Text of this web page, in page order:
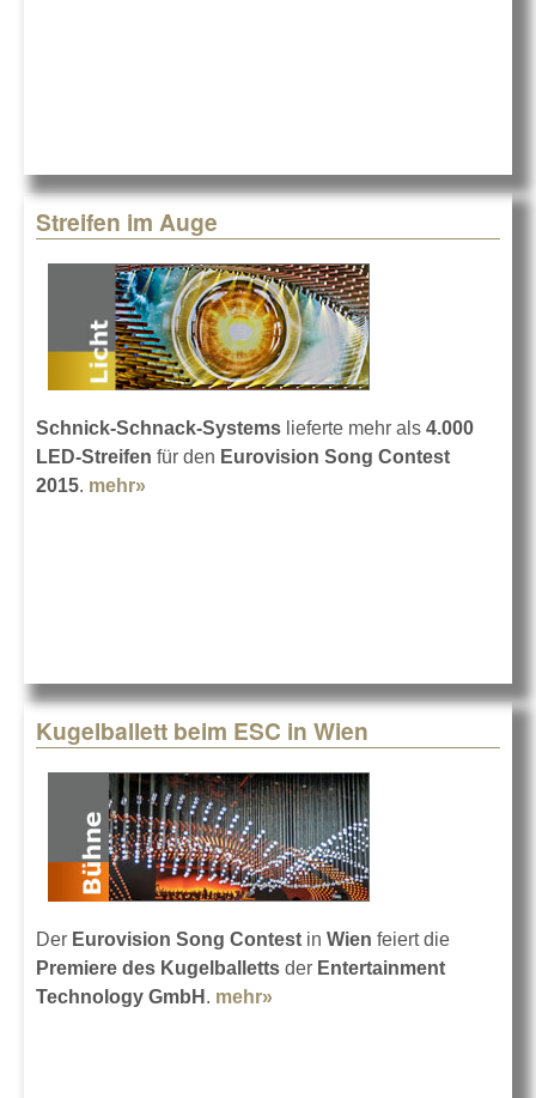
Streifen im Auge
Schnick-Schnack-Systems lieferte mehr als 4.000
LED-Streifen für den Eurovision Song Contest
2015. mehr»
Kugelballett beim ESC in Wien
Der Eurovision Song Contest in Wien feiert die
Premiere des Kugelballetts der Entertainment
Technology GmbH . mehr»